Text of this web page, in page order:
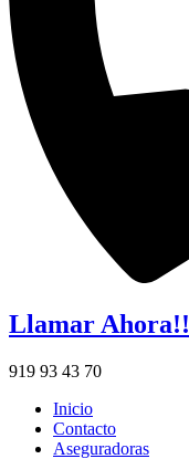
Llamar Ahora!!
919 93 43 70
Inicio
Contacto
Aseguradoras